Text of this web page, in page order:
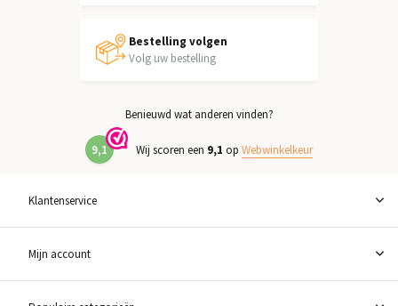
Bestelling volgen
Volg uw bestelling
Benieuwd wat anderen vinden?
9,1 Wij scoren een 9,1 op Webwinkelkeur
Klantenservice
Mijn account